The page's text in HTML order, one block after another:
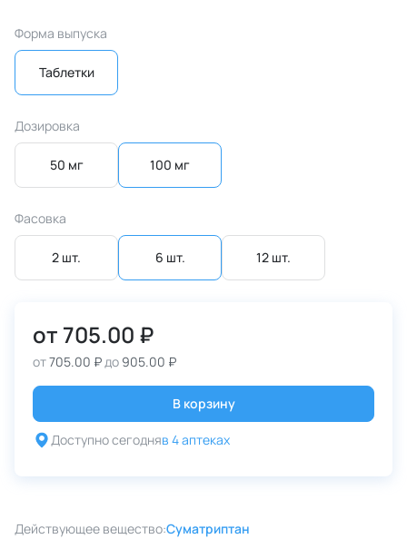
Форма выпуска
Таблетки
Дозировка
50 мг 100 мг
Фасовка
2 шт. 6 шт. 12 шт.
от 705.00 ₽
от705.00 ₽до 905.00 ₽
В корзину
Доступно сегодняв 4 аптеках
Действующее вещество:Суматриптан